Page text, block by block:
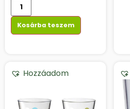
Kosárba teszem
Hozzáadom